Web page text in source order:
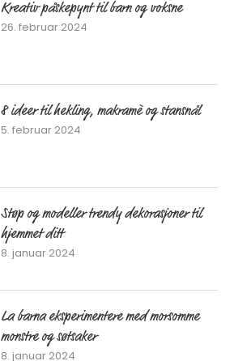
Kreativ påskepynt til barn og voksne
26. februar 2024
8 ideer til hekling, makramè og stansnål
5. februar 2024
Støp og modeller trendy dekorasjoner til
hjemmet ditt
8. januar 2024
La barna eksperimentere med morsomme
monstre og søtsaker
8. januar 2024